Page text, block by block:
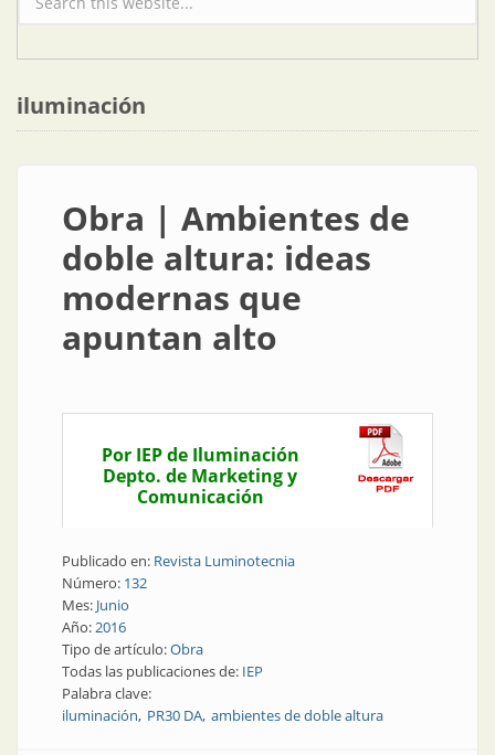
Formulario de búsqueda
iluminación
Obra | Ambientes de
doble altura: ideas
modernas que
apuntan alto
Por IEP de Iluminación
Depto. de Marketing y
Comunicación
Publicado en: Revista Luminotecnia
Número: 132
Mes: Junio
Año:2016
Tipo de artículo:Obra
Todas las publicaciones de: IEP
Palabra clave:
iluminación PR30 DA ambientes de doble altura